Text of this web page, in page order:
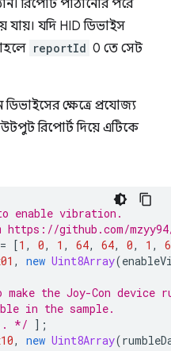
রিপোর্ট পাঠানোর পরে
যায়। যদি HID ডিভাইস
reportId 0 তে সেট
ক্ষেত্রে প্রযোজ্য
রিপোর্ট দিয়ে এটিকে
enable vibration.
https://github.com/
= [1 , 0, 1 , 64, 64, 0, 1 ,
, new Uint8Array(
make the Joy-Con device
in the sample.
*/ ];
, new Uint8Array(